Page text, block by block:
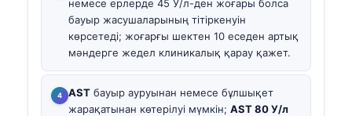
немесе ерлерде 45 У/л-ден жоғары болса
бауыр жасушаларының тітіркенуін
көрсетеді; жоғарғы шектен 10 еседен артық
мәндерге жедел клиникалық қарау қажет.
AST бауыр ауруынан немесе бұлшықет
жарақатынан көтерілуі мүмкін; AST 80 У/л